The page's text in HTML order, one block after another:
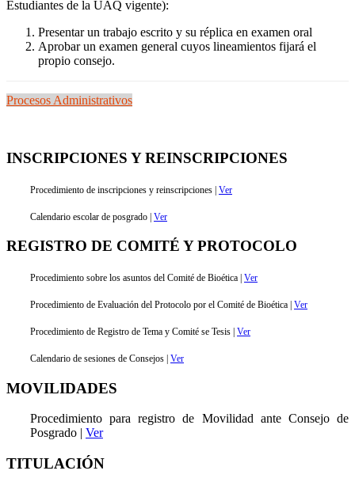
Estudiantes de la UAQ vigente):
Presentar un trabajo escrito y su réplica en examen oral
Aprobar un examen general cuyos lineamientos fijará el
propio consejo.
Procesos Administrativos
INSCRIPCIONES Y REINSCRIPCIONES
Procedimiento de inscripciones y reinscripciones | Ver
Calendario escolar de posgrado | Ver
REGISTRO DE COMITÉ Y PROTOCOLO
Procedimiento sobre los asuntos del Comité de Bioética | Ver
Procedimiento de Evaluación del Protocolo por el Comité de Bioética | Ver
Procedimiento de Registro de Tema y Comité se Tesis | Ver
Calendario de sesiones de Consejos | Ver
MOVILIDADES
Procedimiento para registro de Movilidad ante Consejo de
Posgrado | Ver
TITULACIÓN